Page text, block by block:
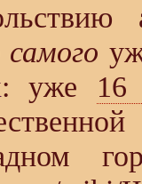
самого
: уже 16